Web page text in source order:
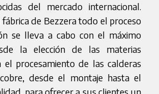
del mercado internacional.
de Bezzera todo el proceso
se lleva a cabo con el máximo
la elección de las materias
el procesamiento de las calderas
desde el montaje hasta el